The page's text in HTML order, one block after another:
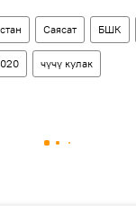
Саясат БШК
чүчү кулак